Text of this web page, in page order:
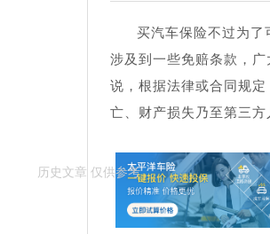
买汽车保险不过为了
涉及到一些免赔条款，
说，根据法律或合同规
亡、财产损失乃至第三